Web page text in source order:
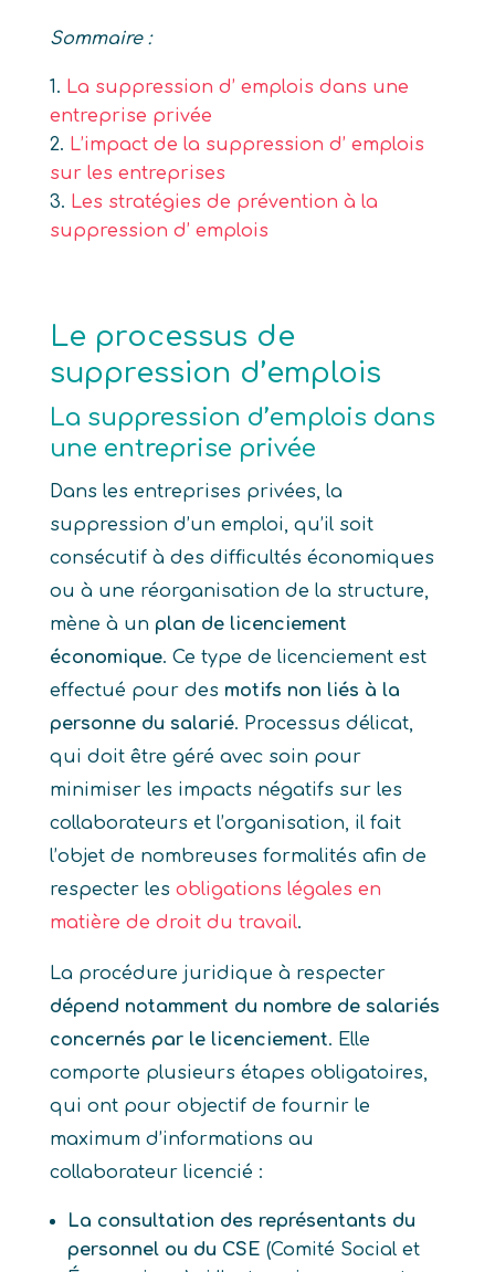
Sommaire :
La suppression d’ emplois dans une
entreprise privée
L’impact de la suppression d’ emplois
sur les entreprises
Les stratégies de prévention à la
suppression d’ emplois
Le processus de
suppression d’emplois
La suppression d’emplois dans
une entreprise privée
Dans les entreprises privées, la
suppression d’un emploi, qu’il soit
consécutif à des difficultés économiques
ou à une réorganisation de la structure,
mène à un plan de licenciement
économique. Ce type de licenciement est
effectué pour des motifs non liés à la
personne du salarié. Processus délicat,
qui doit être géré avec soin pour
minimiser les impacts négatifs sur les
collaborateurs et l’organisation, il fait
l’objet de nombreuses formalités afin de
respecter les obligations légales en
matière de droit du travail.
La procédure juridique à respecter
dépend notamment du nombre de salariés
concernés par le licenciement. Elle
comporte plusieurs étapes obligatoires,
qui ont pour objectif de fournir le
maximum d’informations au
collaborateur licencié :
La consultation des représentants du
personnel ou du CSE (Comité Social et